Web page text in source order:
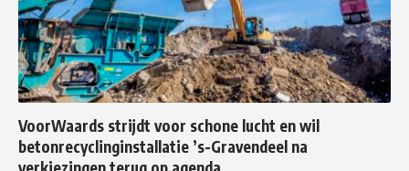
VoorWaards strijdt voor schone lucht en wil
betonrecyclinginstallatie ’s-Gravendeel na